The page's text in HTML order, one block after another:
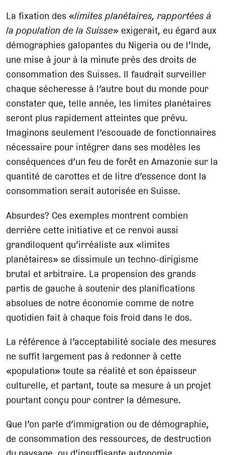
La fixation des «limites planétaires, rapportées à
la population de la Suisse» exigerait, eu égard aux
démographies galopantes du Nigeria ou de l’Inde,
une mise à jour à la minute près des droits de
consommation des Suisses. Il faudrait surveiller
chaque sécheresse à l’autre bout du monde pour
constater que, telle année, les limites planétaires
seront plus rapidement atteintes que prévu.
Imaginons seulement l’escouade de fonctionnaires
nécessaire pour intégrer dans ses modèles les
conséquences d’un feu de forêt en Amazonie sur la
quantité de carottes et de litre d’essence dont la
consommation serait autorisée en Suisse.
Absurdes? Ces exemples montrent combien
derrière cette initiative et ce renvoi aussi
grandiloquent qu’irréaliste aux «limites
planétaires» se dissimule un techno-dirigisme
brutal et arbitraire. La propension des grands
partis de gauche à soutenir des planifications
absolues de notre économie comme de notre
quotidien fait à chaque fois froid dans le dos.
La référence à l’acceptabilité sociale des mesures
ne suffit largement pas à redonner à cette
«population» toute sa réalité et son épaisseur
culturelle, et partant, toute sa mesure à un projet
pourtant conçu pour contrer la démesure.
Que l’on parle d’immigration ou de démographie,
de consommation des ressources, de destruction